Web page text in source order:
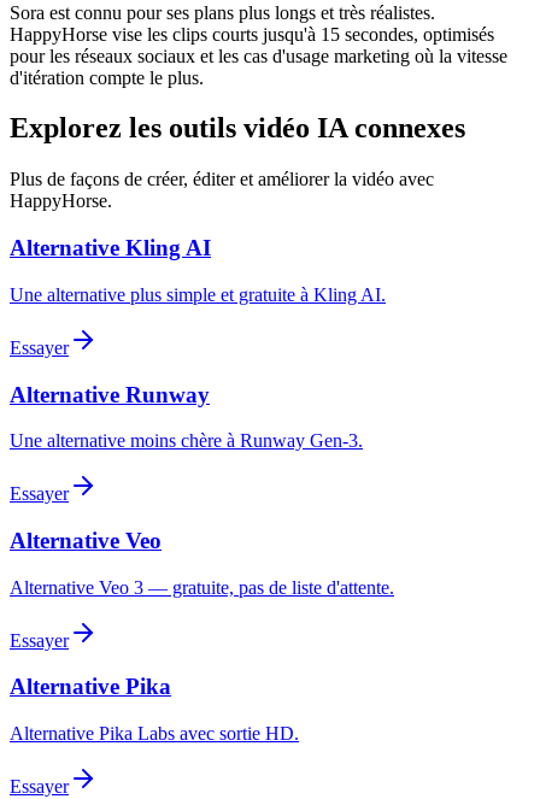
Sora est connu pour ses plans plus longs et très réalistes.
HappyHorse vise les clips courts jusqu'à 15 secondes, optimisés
pour les réseaux sociaux et les cas d'usage marketing où la vitesse
d'itération compte le plus.
Explorez les outils vidéo IA connexes
Plus de façons de créer, éditer et améliorer la vidéo avec
HappyHorse.
Alternative Kling AI
Une alternative plus simple et gratuite à Kling AI.
Essayer
Alternative Runway
Une alternative moins chère à Runway Gen-3.
Essayer
Alternative Veo
Alternative Veo 3 — gratuite, pas de liste d'attente.
Essayer
Alternative Pika
Alternative Pika Labs avec sortie HD.
Essayer